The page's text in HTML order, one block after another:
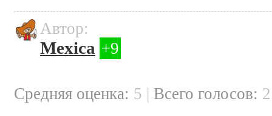
Автор:
Mexica +9
Cредняя оценка: 5 | Всего голосов: